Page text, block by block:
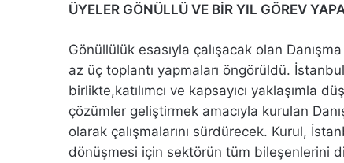
ÜYELER GÖNÜLLÜ VE BİR YIL GÖREV
Gönüllülük esasıyla çalışacak olan
az üç toplantı yapmaları öngörüldü.
birlikte,katılımcı ve kapsayıcı yaklaşımla
çözümler geliştirmek amacıyla kurulan
olarak çalışmalarını sürdürecek. Kurul,
dönüşmesi için sektörün tüm bileşenlerini